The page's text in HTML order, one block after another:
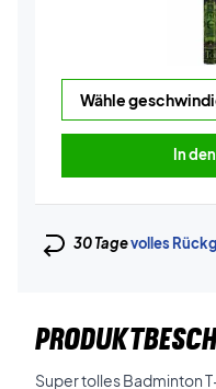
In
30 Tagevolles
Super tolles Badminton